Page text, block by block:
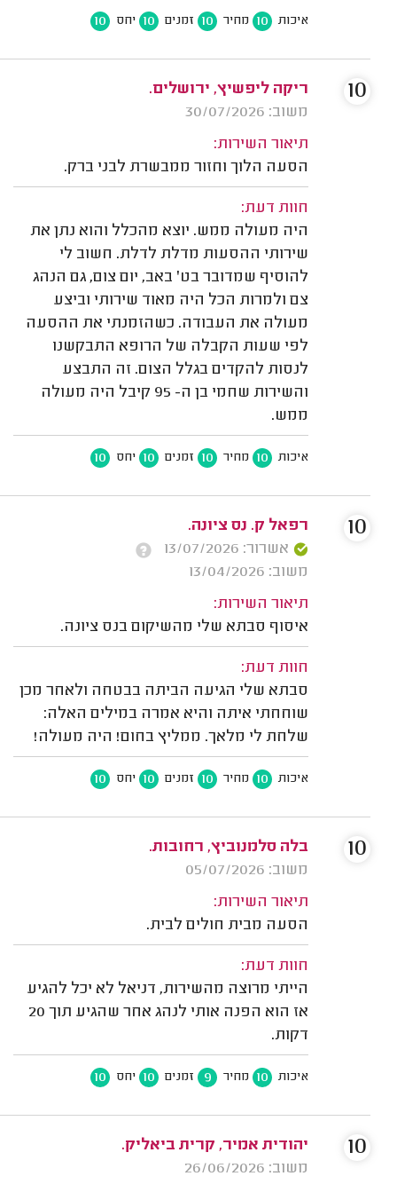
איכות 10 מחיר 10 זמנים 10 יחס 10
ריקה ליפשיץ, ירושלים.
משוב: 30/07/2026
תיאור השירות:
הסעה הלוך וחזור ממבשרת לבני ברק.
חוות דעת:
היה מעולה ממש. יוצא מהכלל והוא נתן את
שירותי ההסעות מדלת לדלת. חשוב לי
להוסיף שמדובר בט' באב, יום צום, גם הנהג
צם ולמרות הכל היה מאוד שירותי וביצע
מעולה את העבודה. כשהזמנתי את ההסעה
לפי שעות הקבלה של הרופא התבקשנו
לנסות להקדים בגלל הצום. זה התבצע
והשירות שחמי בן ה- 95 קיבל היה מעולה
ממש.
איכות 10 מחיר 10 זמנים 10 יחס 10
10
רפאל ק. נס ציונה.
אשרור: 13/07/2026
משוב: 13/04/2026
תיאור השירות:
איסוף סבתא שלי מהשיקום בנס ציונה.
חוות דעת:
סבתא שלי הגיעה הביתה בבטחה ולאחר מכן
שוחחתי איתה והיא אמרה במילים האלה:
שלחת לי מלאך. ממליץ בחום! היה מעולה!
איכות 10 מחיר 10 זמנים 10 יחס 10
10
בלה סלמנוביץ, רחובות.
משוב: 05/07/2026
תיאור השירות:
הסעה מבית חולים לבית.
חוות דעת:
הייתי מרוצה מהשירות, דניאל לא יכל להגיע
אז הוא הפנה אותי לנהג אחר שהגיע תוך 20
דקות.
איכות 10 מחיר 9 זמנים 10 יחס 10
10
יהודית אמיר, קרית ביאליק.
משוב: 26/06/2026
10